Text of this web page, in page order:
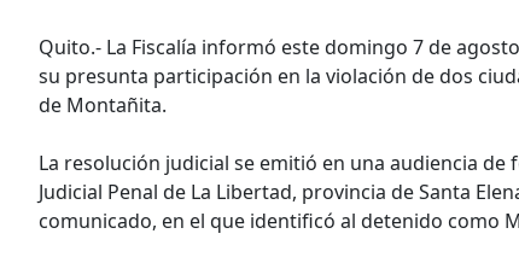
Quito.- La Fiscalía informó este domingo 7 de
su presunta participación en la violación de dos
de Montañita.
La resolución judicial se emitió en una audiencia
Judicial Penal de La Libertad, provincia de Santa
comunicado, en el que identificó al detenido como